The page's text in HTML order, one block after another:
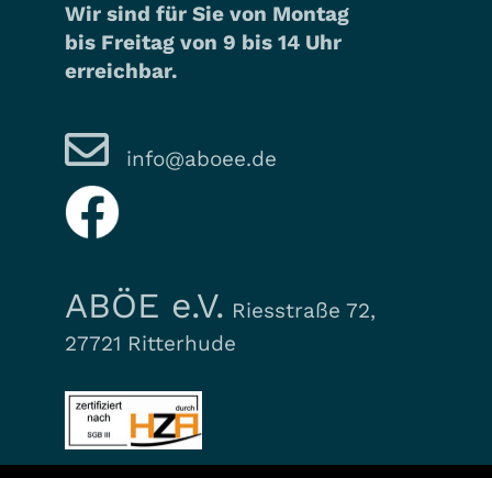
Wir sind für Sie von Montag
bis Freitag von 9 bis 14 Uhr
erreichbar.
info@aboee.de
ABÖE e.V. Riesstraße 72,
27721 Ritterhude